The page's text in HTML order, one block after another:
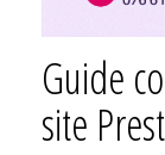
Guide
site